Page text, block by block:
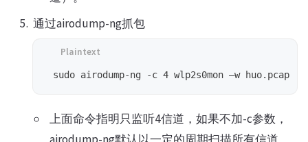
通过airodump-ng抓包
上面命令指明只监听4信道，如果不加-c参数，